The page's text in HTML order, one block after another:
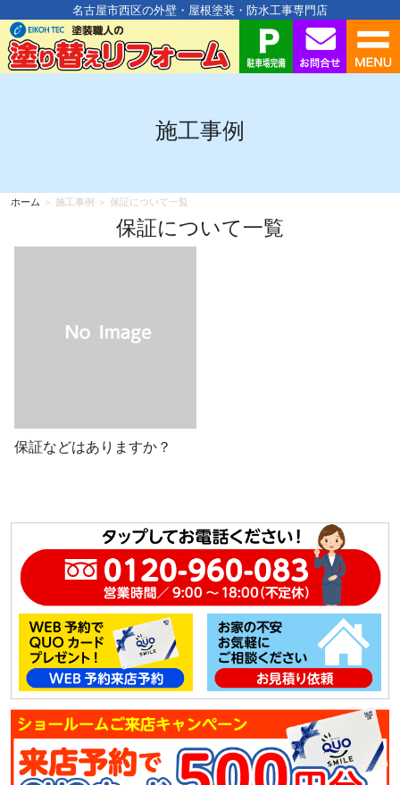
名古屋市西区の外壁・屋根塗装・防水工事専門店
施工事例
ホーム ＞ 施工事例 ＞ 保証について一覧
保証について一覧
保証などはありますか？